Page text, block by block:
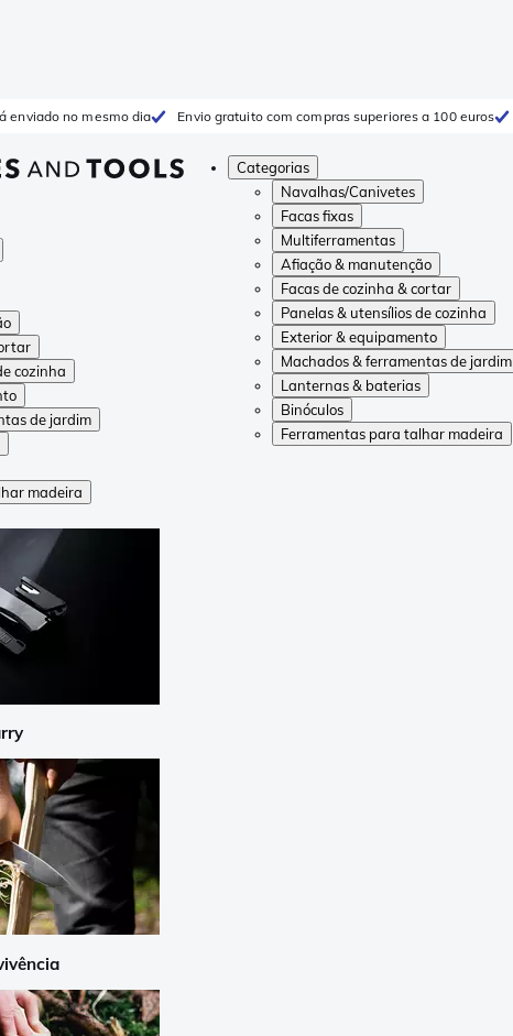
enviado no mesmo dia Envio gratuito com compras superiores a 100 euros
Categorias
Navalhas/Canivetes
Facas fixas
Multiferramentas
Afiação & manutenção
Facas de cozinha & cortar
Panelas & utensílios de cozinha
Exterior & equipamento
Machados & ferramentas de jardim
Lanternas & baterias
Binóculos
Ferramentas para talhar madeira
cozinha
de jardim
madeira